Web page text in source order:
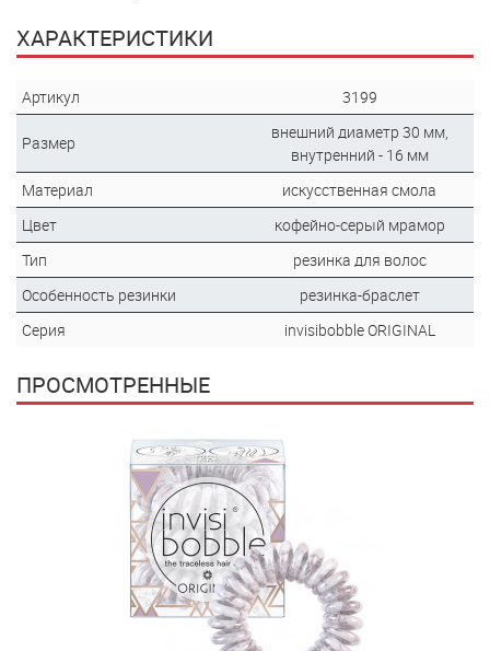
ХАРАКТЕРИСТИКИ
Артикул 3199
Размер
внешний диаметр 30 мм,
внутренний - 16 мм
Материал
искусственная смола
Цвет
кофейно-серый мрамор
Тип
резинка для волос
Особенность резинки
резинка-браслет
Серия
invisibobble ORIGINAL
ПРОСМОТРЕННЫЕ